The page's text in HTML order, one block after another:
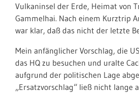
Vulkaninsel der Erde, Heimat von
Gammelhai. Nach einem Kurztrip
war klar, daß das nicht der letzte
Mein anfänglicher Vorschlag, die
das HQ zu besuchen und uralte
aufgrund der politischen Lage
„Ersatzvorschlag“ ließ nicht lange